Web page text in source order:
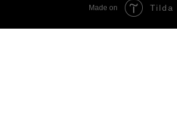
Made on Tilda